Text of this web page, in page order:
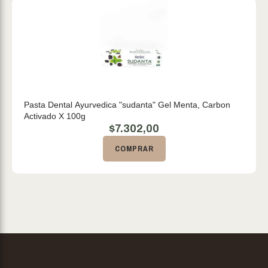
Pasta Dental Ayurvedica "sudanta" Gel Menta, Carbon
Activado X 100g
$7.302,00
COMPRAR